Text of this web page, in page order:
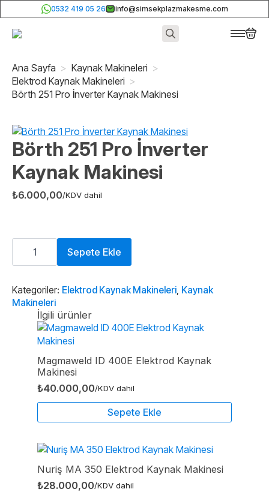
0532 419 05 26 info@simsekplazmakesme.com
Ana Sayfa
Kaynak Makineleri
Elektrod Kaynak Makineleri
Börth 251 Pro İnverter Kaynak Makinesi
Börth 251 Pro İnverter
Kaynak Makinesi
₺6.000,00/KDV dahil
Börth
Pro
Makinesi
adet
Sepete Ekle
Kategoriler: Elektrod Kaynak Makineleri, Kaynak
Makineleri
İlgili ürünler
Magmaweld ID 400E Elektrod Kaynak
Makinesi
₺40.000,00/KDV dahil
Sepete Ekle
Nuriş MA 350 Elektrod Kaynak Makinesi
₺28.000,00/KDV dahil